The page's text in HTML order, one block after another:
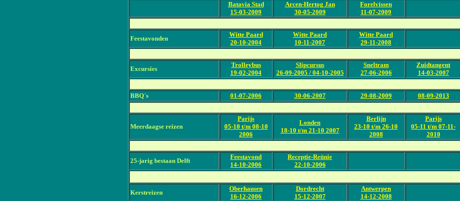
Batavia Stad
15-03-2009
Arcen-Hertog Jan
30-05-2009
Forelvissen
11-07-2009
Feestavonden
Witte Paard
20-10-2004
Witte Paard
10-11-2007
Witte Paard
29-11-2008
Excursies
Trolleybus
19-02-2004
Slipcursus
26-09-2005 / 04-10-2005
Sneltram
27-06-2006
Zuidtangent
14-03-2007
BBQ´s 01-07-2006 30-06-2007 29-08-2009 08-09-2013
Meerdaagse reizen
Parijs
05-10 t/m 08-10
2006
Londen
18-10 t/m 21-10 2007
Berlijn
23-10 t/m 26-10
2008
Parijs
05-11 t/m 07-11-
2010
25-jarig bestaan Delft
Feestavond
14-10-2006
Receptie-Reünie
22-10-2006
Kerstreizen
Oberhausen
16-12-2006
Dordrecht
15-12-2007
Antwerpen
14-12-2008